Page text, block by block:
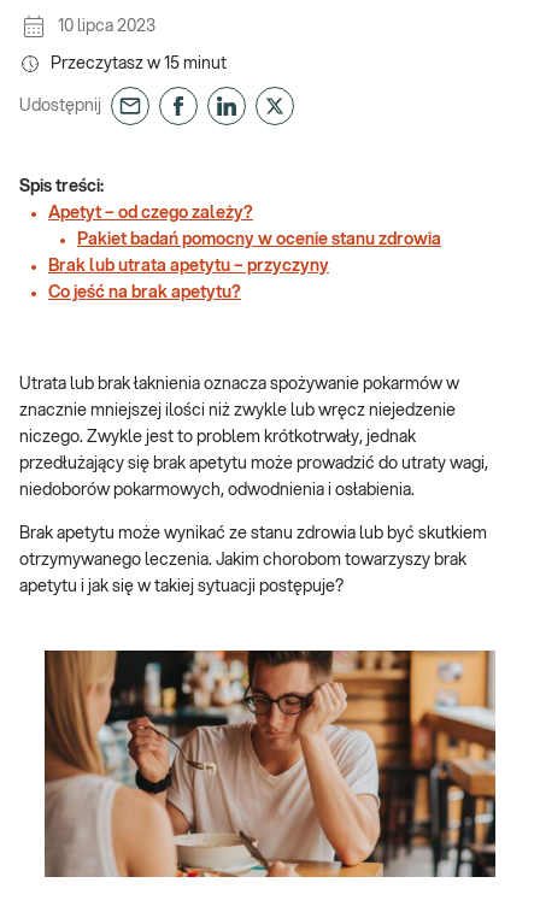
10 lipca 2023
Przeczytasz w 15 minut
Udostępnij
Spis treści:
Apetyt – od czego zależy?
Pakiet badań pomocny w ocenie stanu zdrowia
Brak lub utrata apetytu – przyczyny
Co jeść na brak apetytu?
Utrata lub brak łaknienia oznacza spożywanie pokarmów w
znacznie mniejszej ilości niż zwykle lub wręcz niejedzenie
niczego. Zwykle jest to problem krótkotrwały, jednak
przedłużający się brak apetytu może prowadzić do utraty wagi,
niedoborów pokarmowych, odwodnienia i osłabienia.
Brak apetytu może wynikać ze stanu zdrowia lub być skutkiem
otrzymywanego leczenia. Jakim chorobom towarzyszy brak
apetytu i jak się w takiej sytuacji postępuje?